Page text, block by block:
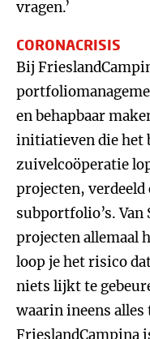
vragen.’
CORONACRISIS
Bij
en behapbaar
initiatieven die het
zuivelcoöperatie
projecten,
subportfolio’s. Van
projecten allemaal
loop je het risico
niets lijkt te
waarin ineens
FrieslandCampina